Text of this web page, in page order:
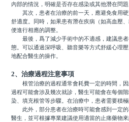
內部的情況，明確是否存在感染或其他潛在問題
其次，患者在治療的前一天，應避免食用硬
舒適度。同時，如果患有潛在疾病（如高血壓
便進行相應的調整。
最後，爲了減少手術中的不適感，建議患者
態。可以通過深呼吸、聽音樂等方式舒緩心理
地配合醫生的操作。
2、治療過程注意事項
根管治療的過程通常會耗費一定的時間，因
過程可能會涉及幾次就診，醫生可能會在每個
染、填充根管等步驟。在治療中，患者需要積極
此外，部分患者在治療時可能會感到一定的
醫生，並可根據專業建議使用適當的止痛藥物